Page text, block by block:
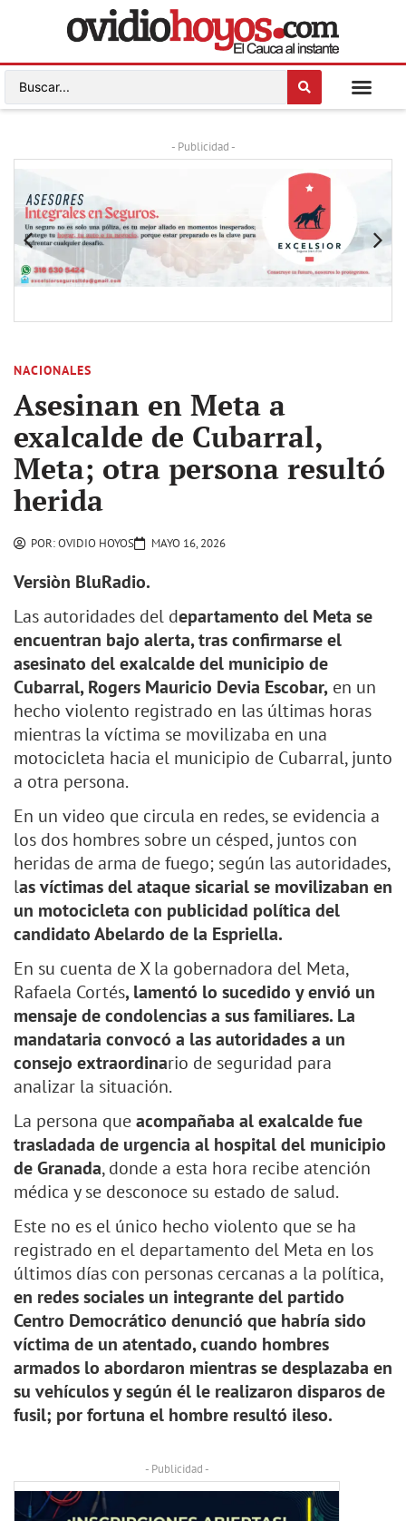
- Publicidad -
NACIONALES
Asesinan en Meta a
exalcalde de Cubarral,
Meta; otra persona resultó
herida
POR:OVIDIO HOYOS MAYO 16, 2026
Versiòn BluRadio.
Las autoridades del departamento del Meta se
encuentran bajo alerta, tras confirmarse el
asesinato del exalcalde del municipio de
Cubarral, Rogers Mauricio Devia Escobar, en un
hecho violento registrado en las últimas horas
mientras la víctima se movilizaba en una
motocicleta hacia el municipio de Cubarral, junto
a otra persona.
En un video que circula en redes, se evidencia a
los dos hombres sobre un césped, juntos con
heridas de arma de fuego; según las autoridades,
las víctimas del ataque sicarial se movilizaban en
un motocicleta con publicidad política del
candidato Abelardo de la Espriella.
En su cuenta de X la gobernadora del Meta,
Rafaela Cortés, lamentó lo sucedido y envió un
mensaje de condolencias a sus familiares. La
mandataria convocó a las autoridades a un
consejo extraordinario de seguridad para
analizar la situación.
La persona queacompañaba al exalcalde fue
trasladada de urgencia al hospital del municipio
de Granada, donde a esta hora recibe atención
médica y se desconoce su estado de salud.
Este no es el único hecho violento que se ha
registrado en el departamento del Meta en los
últimos días con personas cercanas a la política,
en redes sociales un integrante del partido
Centro Democrático denunció que habría sido
víctima de un atentado, cuando hombres
armados lo abordaron mientras se desplazaba en
su vehículos y según él le realizaron disparos de
fusil; por fortuna el hombre resultó ileso.
- Publicidad -